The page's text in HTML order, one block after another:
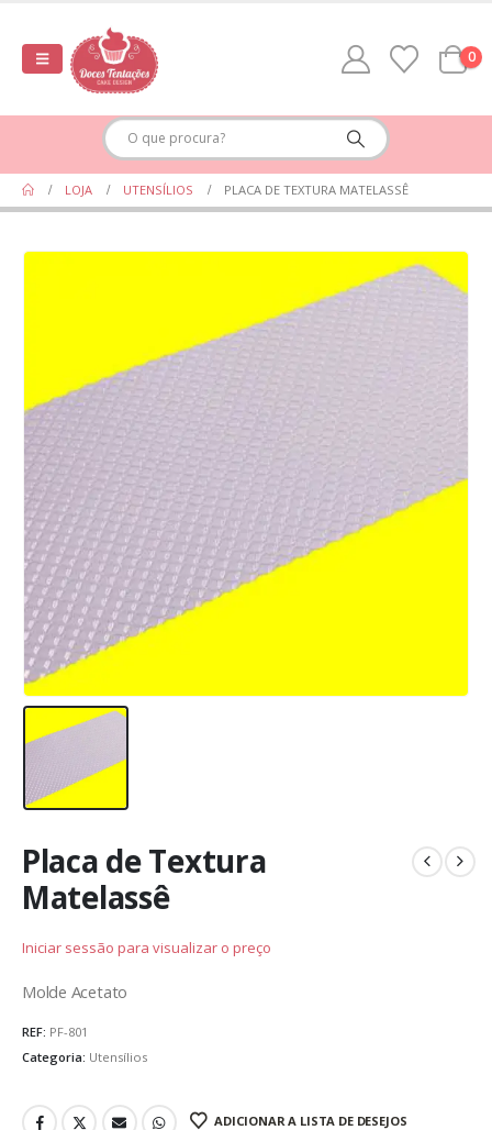
0
LOJA UTENSÍLIOS PLACA DE TEXTURA MATELASSÊ
Placa de Textura
Matelassê
Iniciar sessão para visualizar o preço
Molde Acetato
REF: PF-801
Categoria: Utensílios
ADICIONAR A LISTA DE DESEJOS